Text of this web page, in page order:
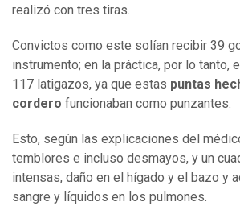
realizó con tres tiras.
Convictos como este solían recibir 39
instrumento; en la práctica, por lo tanto,
117 latigazos, ya que estas puntas
cordero funcionaban como punzantes.
Esto, según las explicaciones del
temblores e incluso desmayos, y un
intensas, daño en el hígado y el bazo y
sangre y líquidos en los pulmones.